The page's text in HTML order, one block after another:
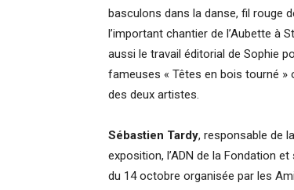
basculons dans la danse, fil rouge
l’important chantier de l’Aubette à
aussi le travail éditorial de Sophie
fameuses « Têtes en bois tourné
des deux artistes.
Sébastien Tardy, responsable de
exposition, l’ADN de la Fondation
du 14 octobre organisée par les